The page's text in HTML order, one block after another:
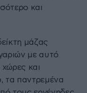
και
μάζας
με αυτό
και
τα παντρεμένα